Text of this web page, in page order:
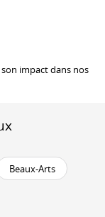
impact dans nos
Beaux-Arts